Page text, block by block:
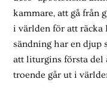
kammare, att gå från
i världen för att räcka
sändning har en djup
att liturgins första del
troende går ut i